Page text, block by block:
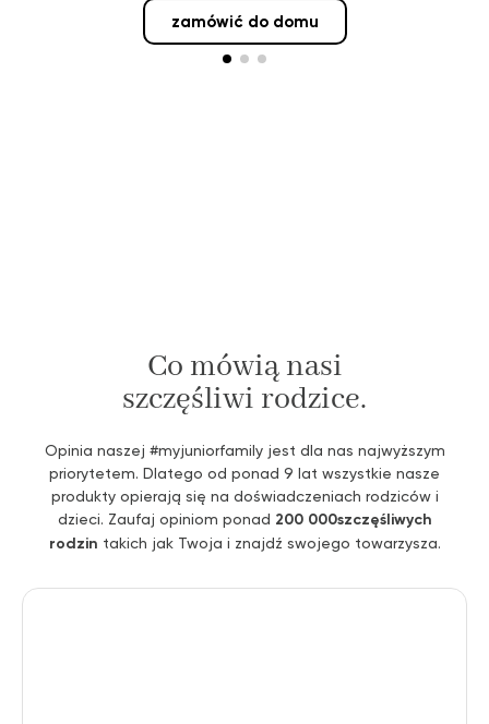
zamówić do domu
Co mówią nasi
szczęśliwi rodzice.
Opinia naszej #myjuniorfamily jest dla nas najwyższym
priorytetem. Dlatego od ponad 9 lat wszystkie nasze
produkty opierają się na doświadczeniach rodziców i
dzieci. Zaufaj opiniom ponad 200 000szczęśliwych
rodzin takich jak Twoja i znajdź swojego towarzysza.